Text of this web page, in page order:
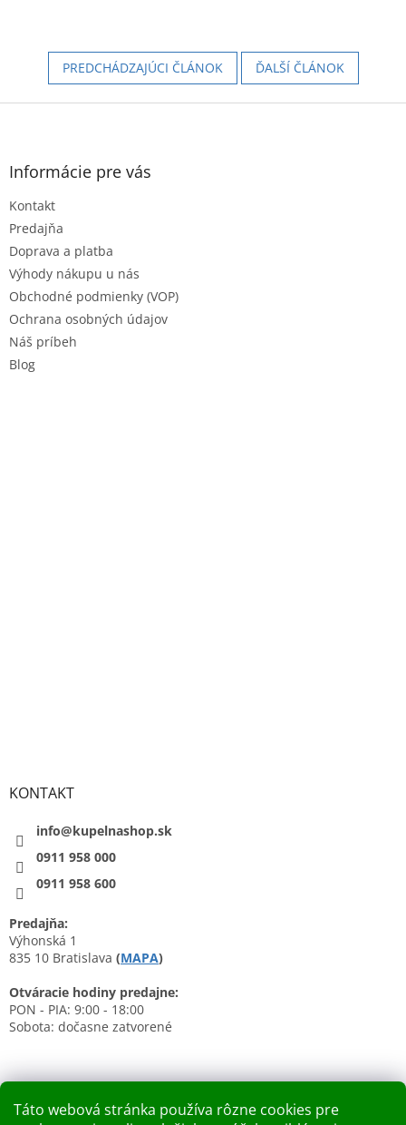
Táto webová stránka používa rôzne cookies pre
PREDCHÁDZAJÚCI ČLÁNOK ĎALŠÍ ČLÁNOK
Z
Informácie pre vás
Kontakt
Predajňa
Doprava a platba
Výhody nákupu u nás
Obchodné podmienky (VOP)
Ochrana osobných údajov
Náš príbeh
Blog
KONTAKT
info@kupelnashop.sk
0911 958 000
0911 958 600
Predajňa:
Výhonská 1
835 10 Bratislava (MAPA)
Otváracie hodiny predajne:
PON - PIA: 9:00 - 18:00
Sobota: dočasne zatvorené